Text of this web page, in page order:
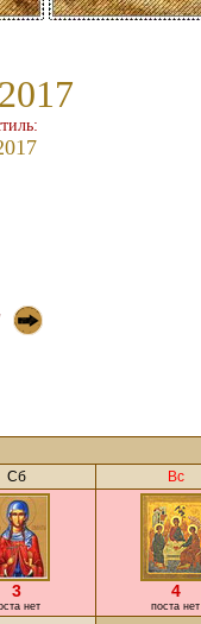
Сб Вс
3
нет
4
поста нет